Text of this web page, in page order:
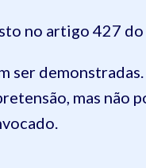
no artigo 427
ser
mas não